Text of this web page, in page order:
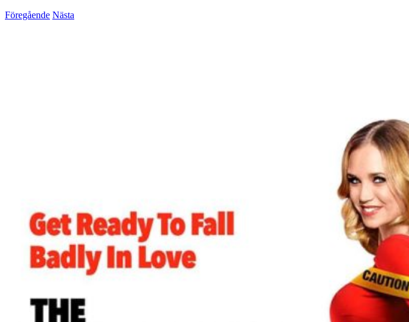
Föregående Nästa